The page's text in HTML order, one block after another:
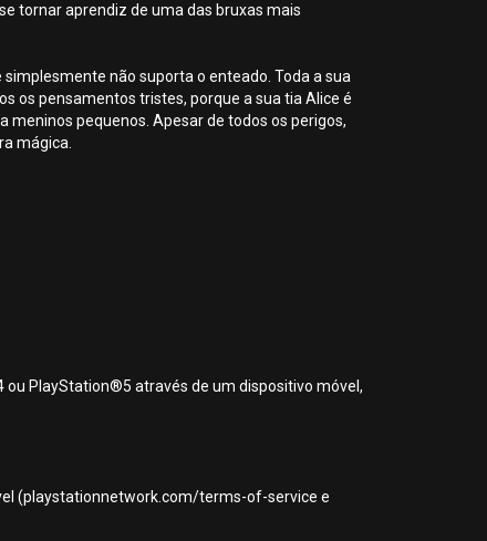
tornar aprendiz de uma das bruxas mais
não suporta o enteado. Toda a sua
os pensamentos tristes, porque a sua tia Alice é
pequenos. Apesar de todos os perigos,
mágica.
PlayStation®5 através de um dispositivo móvel,
(playstationnetwork.com/terms-of-service e